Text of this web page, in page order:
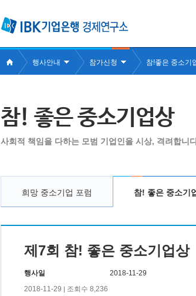
행사안내 참가신청 참!좋은 중소기
참! 좋은 중소기업상
사회적 책임을 다하는 모범 기업인을 시상, 격려합니
희망 중소기업 포럼 참! 좋은 중소기
제7회 참! 좋은 중소기업상
행사일
2018-11-29
2018-11-29 | 조회수 8,236